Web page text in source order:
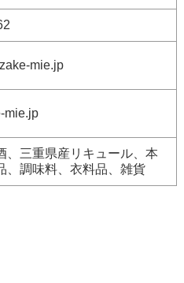
mie.jp
mie.jp
、三重県産リキュール、本
、調味料、衣料品、雑貨